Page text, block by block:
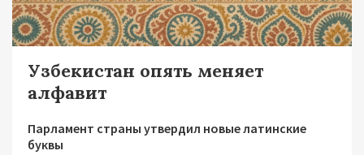
Узбекистан опять меняет
алфавит
Парламент страны утвердил новые латинские
буквы